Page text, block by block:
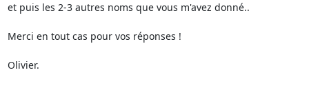
et puis les 2-3 autres noms que vous m'avez donné..
Merci en tout cas pour vos réponses !
Olivier.